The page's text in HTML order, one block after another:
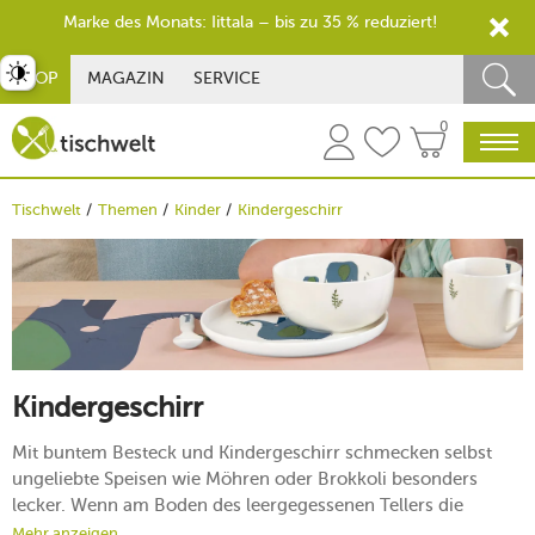
SHOP MAGAZIN SERVICE
0
Tischwelt Themen Kinder Kindergeschirr
Kindergeschirr
Mit buntem Besteck und Kindergeschirr schmecken selbst
ungeliebte Speisen wie Möhren oder Brokkoli besonders
lecker. Wenn am Boden des leergegessenen Tellers die
umschalten
Marke des Monats: Iittala – bis zu 35 % reduziert!